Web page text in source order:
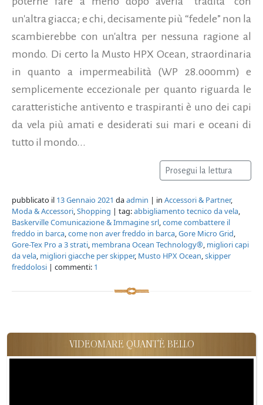
un'altra giacca; e chi, decisamente più “fedele” non la
scambierebbe con un'altra per nessuna ragione al
mondo. Di certo la Musto HPX Ocean, straordinaria
in quanto a impermeabilità (WP 28.000mm) e
semplicemente eccezionale per quanto riguarda le
caratteristiche antivento e traspiranti è uno dei capi
da vela più amati e desiderati sui mari e oceani di
tutto il mondo...
Prosegui la lettura
pubblicato il 13 Gennaio 2021 daadmin | in Accessori & Partner,
Moda & Accessori,Shopping | tag:abbigliamento tecnico da vela,
Baskerville Comunicazione & Immagine srl,come combattere il
freddo in barca,come non aver freddo in barca,Gore Micro Grid,
Gore-Tex Pro a 3 strati, membrana Ocean Technology®, migliori capi
da vela, migliori giacche per skipper, Musto HPX Ocean,skipper
freddolosi | commenti: 1
VIDEOMARE QUANT'È BELLO